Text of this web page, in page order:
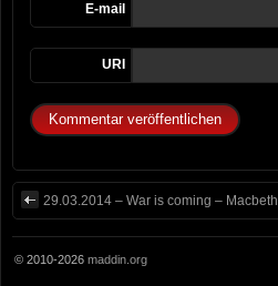
E-mail
URI
29.03.2014 – War is coming – Macbeth
© 2010-2026 maddin.org